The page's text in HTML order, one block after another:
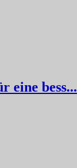
eine bess...